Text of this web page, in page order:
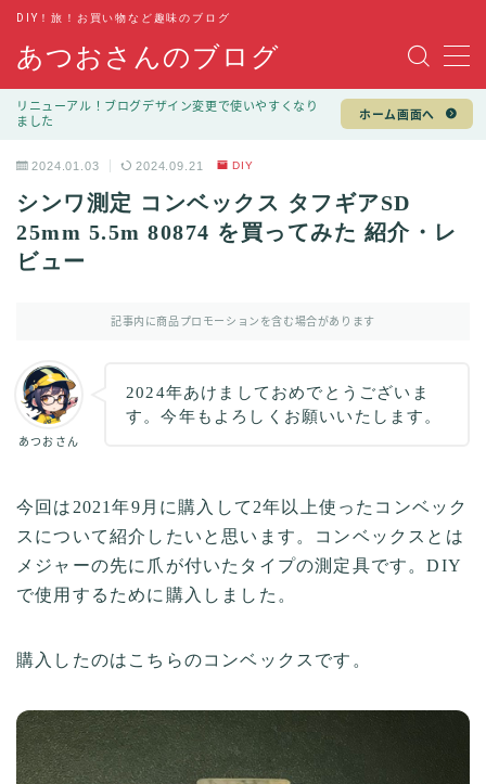
あつおさんのブログ
DIY！旅！お買い物など趣味のブログ
MENU
旅行
キャンプ
ファッション
リニューアル！ブログデザイン変更で使いやすくなり
ました
ホーム画面へ
2024.01.03 2024.09.21 DIY
シンワ測定 コンベックス タフギアSD
25mm 5.5m 80874 を買ってみた 紹介・レ
ビュー
記事内に商品プロモーションを含む場合があります
あつおさん
2024年あけましておめでとうございま
す。今年もよろしくお願いいたします。
今回は2021年9月に購入して2年以上使ったコンベック
スについて紹介したいと思います。コンベックスとは
メジャーの先に爪が付いたタイプの測定具です。DIY
で使用するために購入しました。
購入したのはこちらのコンベックスです。